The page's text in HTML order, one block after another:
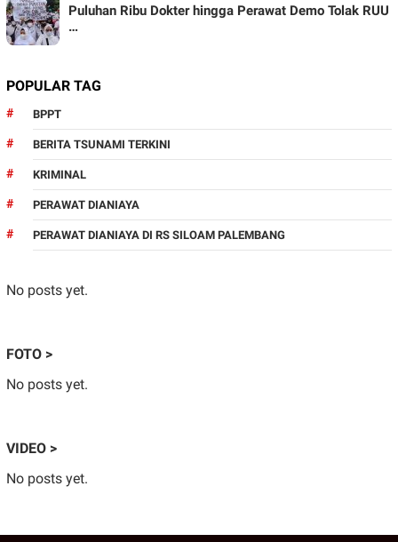
Puluhan Ribu Dokter hingga Perawat Demo Tolak RUU
…
POPULAR TAG
BPPT
BERITA TSUNAMI TERKINI
KRIMINAL
PERAWAT DIANIAYA
PERAWAT DIANIAYA DI RS SILOAM PALEMBANG
No posts yet.
FOTO >
No posts yet.
VIDEO >
No posts yet.